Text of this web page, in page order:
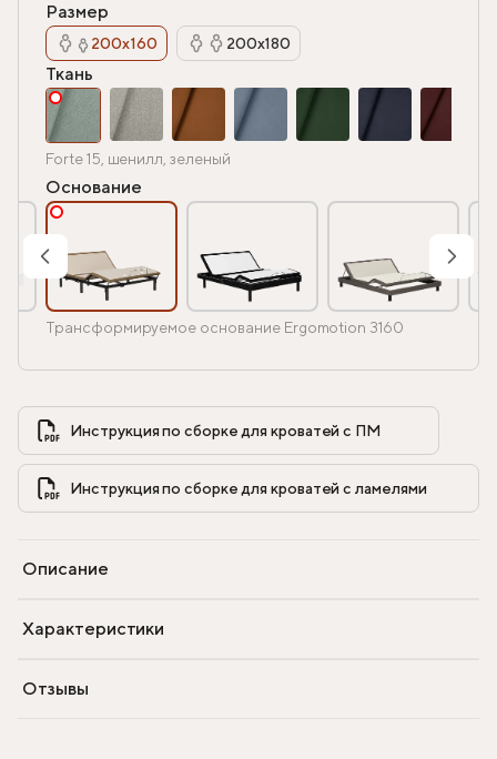
Размер
200х160 200х180
Ткань
Forte 15, шенилл, зеленый
Основание
Трансформируемое основание Ergomotion 3160
Инструкция по сборке для кроватей с ПМ
Описание
Характеристики
Отзывы